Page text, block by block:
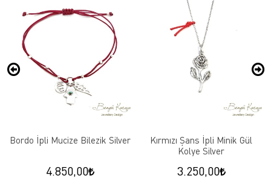
Bordo İpli Mucize Bilezik Silver
4.850,00
Kırmızı Şans İpli Minik Gül
Kolye Silver
3.250,00